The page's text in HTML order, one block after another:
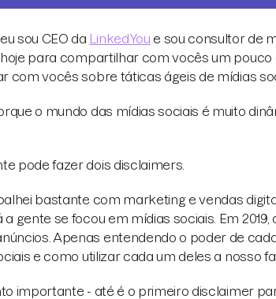
sou CEO da LinkedYou e sou consultor de
hoje para compartilhar com vocês um
com vocês sobre táticas ágeis de mídias
o mundo das mídias sociais é muito
pode fazer dois disclaimers.
bastante com marketing e vendas
gente se focou em mídias sociais. Em
Apenas entendendo o poder de
e como utilizar cada um deles a nosso
importante - até é o primeiro disclaimer